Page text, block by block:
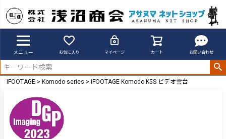
メニュー お気に入り マイページ カート お問い合わせ
IFOOTAGE Komodo series IFOOTAGE Komodo K5S ビデオ雲台